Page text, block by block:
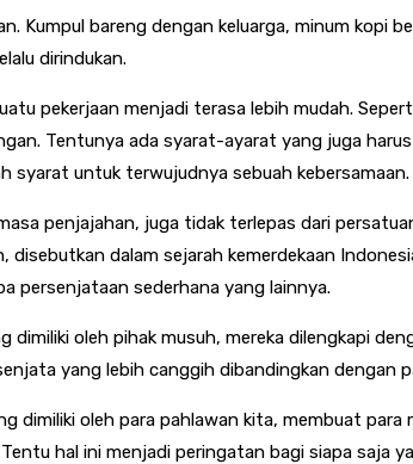
Kumpul bareng dengan keluarga, minum
dirindukan.
pekerjaan menjadi terasa lebih mudah.
Tentunya ada syarat-ayarat yang juga
syarat untuk terwujudnya sebuah kebersamaan.
penjajahan, juga tidak terlepas dari
disebutkan dalam sejarah kemerdekaan
persenjataan sederhana yang lainnya.
dimiliki oleh pihak musuh, mereka dilengkapi
yang lebih canggih dibandingkan dengan
dimiliki oleh para pahlawan kita, membuat
hal ini menjadi peringatan bagi siapa